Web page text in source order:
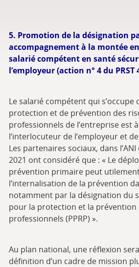
5. Promotion de la désignation
accompagnement à la montée
salarié compétent en santé
l’employeur (action n° 4 du PRST
Le salarié compétent qui s’occupe
protection et de prévention des
professionnels de l’entreprise est
l’interlocuteur de l’employeur et
Les partenaires sociaux, dans
2021 ont considéré que : « Le
prévention primaire peut
l’internalisation de la prévention
notamment par la désignation du
pour la protection et la prévention
professionnels (PPRP) ».
Au plan national, une réflexion
définition d’un cadre de mission